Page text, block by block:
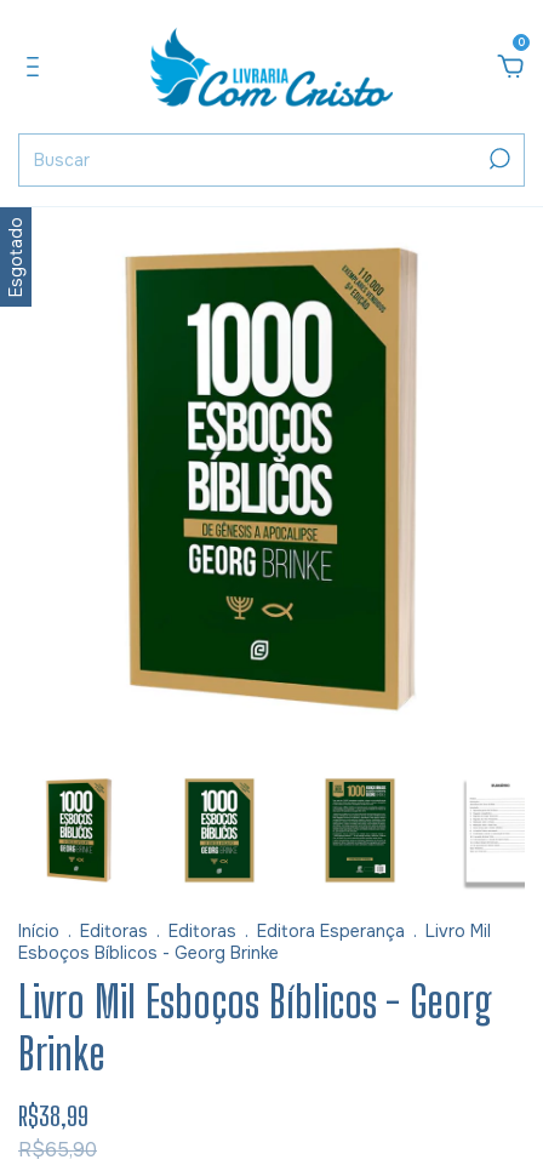
0
Esgotado
Início . Editoras . Editoras . Editora Esperança . Livro Mil
Esboços Bíblicos - Georg Brinke
Livro Mil Esboços Bíblicos - Georg
Brinke
R$38,99
R$65,90